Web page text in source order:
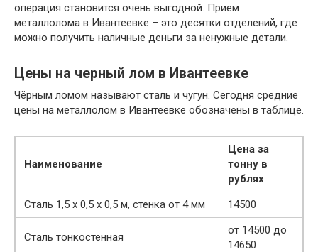
операция становится очень выгодной. Прием
металлолома в Ивантеевке – это десятки отделений, где
можно получить наличные деньги за ненужные детали.
Цены на черный лом в Ивантеевке
Чёрным ломом называют сталь и чугун. Сегодня средние
цены на металлолом в Ивантеевке обозначены в таблице.
Наименование
Цена за
тонну в
рублях
Сталь 1,5 х 0,5 х 0,5 м, стенка от 4 мм
14500
Сталь тонкостенная
от 14500 до
14650